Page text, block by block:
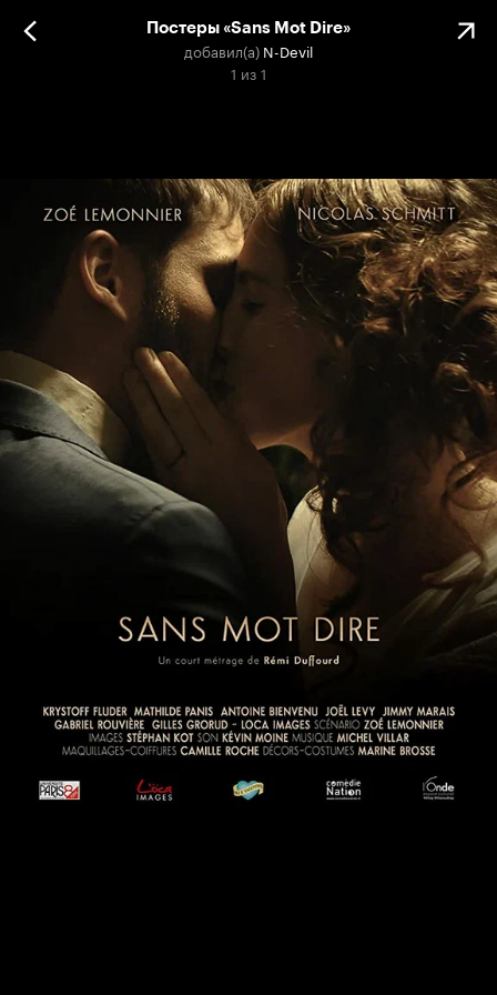
Постеры «Sans Mot Dire»
добавил(а) N-Devil
1 из 1